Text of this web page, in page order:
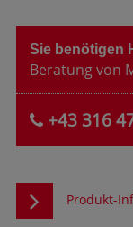
Sie benötigen
Beratung von
+43 316
Produkt-